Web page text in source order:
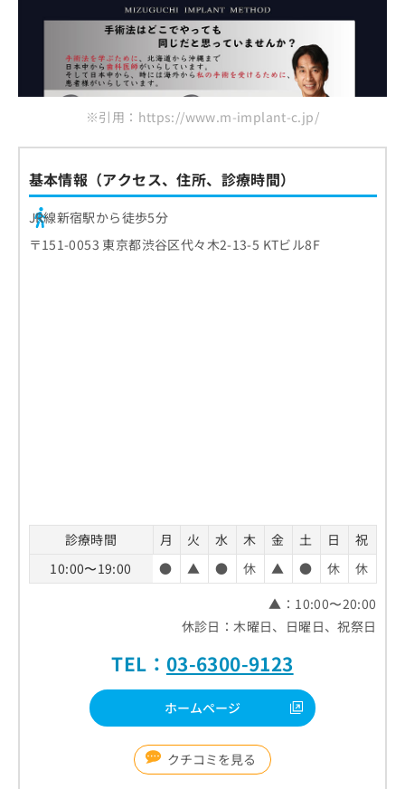
※引用：https://www.m-implant-c.jp/
基本情報（アクセス、住所、診療時間）
JR線新宿駅から徒歩5分
〒151-0053 東京都渋谷区代々木2-13-5 KTビル8F
診療時間 月 火 水 木 金 土 日
祝
10:00〜19:00
● ▲ ● 休 ▲ ● 休
休
▲：10:00〜20:00
休診日：木曜日、日曜日、祝祭日
TEL： 03-6300-9123
ホームページ
クチコミを見る